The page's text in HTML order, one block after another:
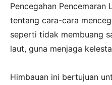
‎Pencegahan Pencemaran
tentang cara-cara
seperti tidak membuang
laut, guna menjaga
‎Himbauan ini bertujuan